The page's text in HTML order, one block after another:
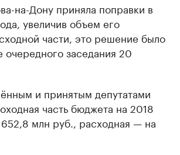
на-Дону приняла поправки в
увеличив объем его
части, это решение было
очередного заседания 20
и принятым депутатами
часть бюджета на 2018
652,8 млн руб., расходная — на